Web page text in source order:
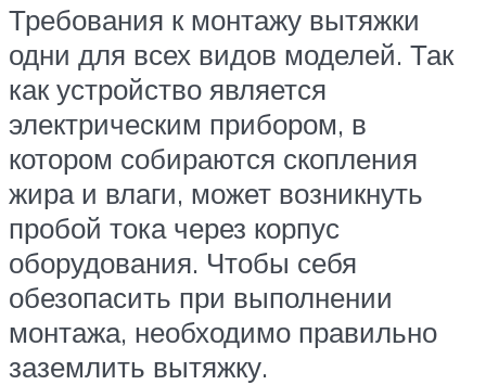
Требования к монтажу вытяжки
одни для всех видов моделей. Так
как устройство является
электрическим прибором, в
котором собираются скопления
жира и влаги, может возникнуть
пробой тока через корпус
оборудования. Чтобы себя
обезопасить при выполнении
монтажа, необходимо правильно
заземлить вытяжку.